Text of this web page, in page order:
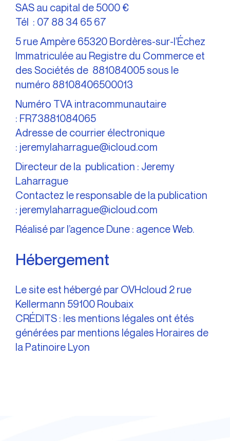
SAS au capital de 5000 €
Tél : 07 88 34 65 67
5 rue Ampère 65320 Bordères-sur-l’Échez
Immatriculée au Registre du Commerce et
des Sociétés de 881084005 sous le
numéro 88108406500013
Numéro TVA intracommunautaire
: FR73881084065
Adresse de courrier électronique
: jeremylaharrague@icloud.com
Directeur de la publication : Jeremy
Laharrague
Contactez le responsable de la publication
: jeremylaharrague@icloud.com
Réalisé par l’agence Dune : agence Web.
Hébergement
Le site est hébergé par OVHcloud 2 rue
Kellermann 59100 Roubaix
CRÉDITS : les mentions légales ont étés
générées par mentions légales Horaires de
la Patinoire Lyon